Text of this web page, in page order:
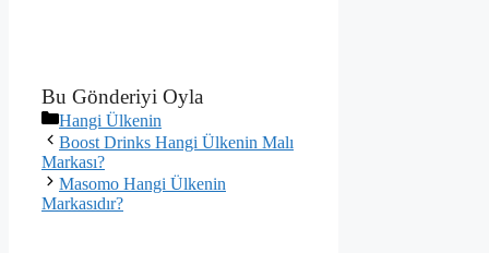
Bu Gönderiyi Oyla
Kategoriler
Hangi Ülkenin
Boost Drinks Hangi Ülkenin Malı
Markası?
Masomo Hangi Ülkenin
Markasıdır?